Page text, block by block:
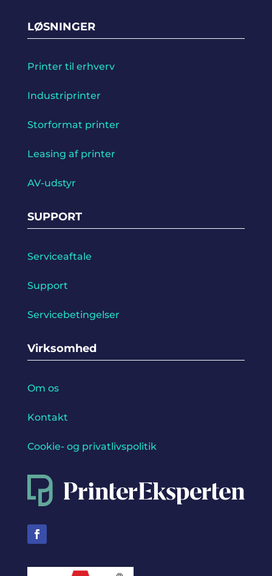
LØSNINGER
Printer til erhverv
Industriprinter
Storformat printer
Leasing af printer
AV-udstyr
SUPPORT
Serviceaftale
Support
Servicebetingelser
Virksomhed
Om os
Kontakt
Cookie- og privatlivspolitik